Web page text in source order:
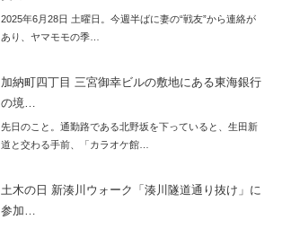
2025年6月28日 土曜日。今週半ばに妻の“戦友”から連絡が
あり、ヤマモモの季…
加納町四丁目 三宮御幸ビルの敷地にある東海銀行
の境…
先日のこと。通勤路である北野坂を下っていると、生田新
道と交わる手前、「カラオケ館…
土木の日 新湊川ウォーク「湊川隧道通り抜け」に
参加…